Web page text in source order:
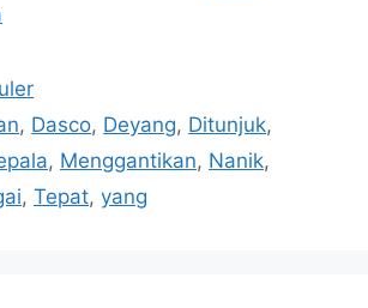
, Dasco, Deyang, Ditunjuk,
, Menggantikan, Nanik,
, Tepat, yang